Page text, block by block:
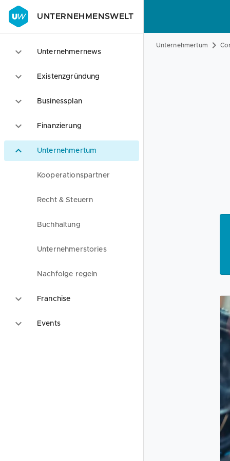
UNTERNEHMENSWELT
Unternehmernews
Existenzgründung
Businessplan
Finanzierung
Unternehmertum
Kooperationspartner
Recht & Steuern
Buchhaltung
Unternehmerstories
Nachfolge regeln
Franchise
Events
Unternehmertum